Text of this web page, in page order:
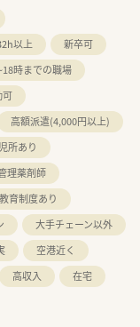
以上
新卒可
時までの職場
可
高額派遣(4,000円以上)
所あり
理薬剤師
教育制度あり
大手チェーン以外
空港近く
高収入
在宅